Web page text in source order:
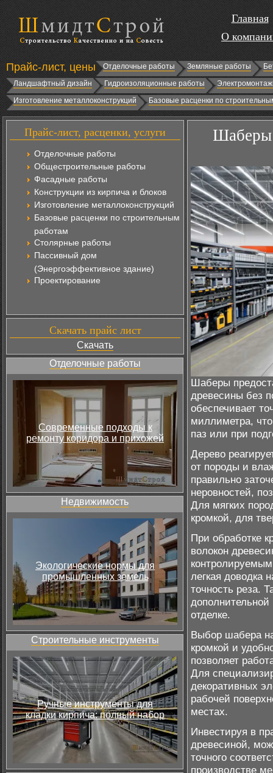
Главная
О
Прайс-лист, цены Отделочные работы Земляные работы
Ландшафтный дизайн
Гидроизоляционные работы
Изготовление металлоконструкций
Базовые расценки по
Прайс-лист, расценки, услуги
Отделочные работы
Общестроительные работы
Фасадные работы
Конструкции из кирпича и блоков
Изготовление металлоконструкций
Базовые расценки по строительным
работам
Столярные работы
Пассивный дом
(Энергоэффективное здание)
Проектирование
Скачать прайс лист
Скачать
Отделочные работы
Современные подходы к
ремонту коридора и прихожей
Недвижимость
Экологические нормы для
промышленных земель
Строительные инструменты
Ручные инструменты для
кладки кирпича: полный набор
Шаберы
Шаберы
древесины без
обеспечивает
миллиметра,
паз или при
Дерево
от породы и
правильно
неровностей,
Для мягких
кромкой, для
При обработке
волокон
легкая доводка
точность реза.
отделке.
Выбор шабера
кромкой и
позволяет
Для
декоративных
рабочей
местах.
Инвестируя в
древесиной,
точного
производстве